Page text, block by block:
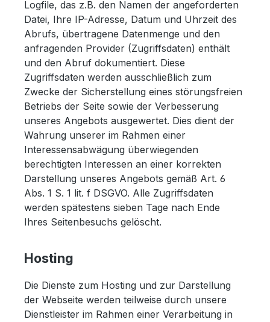
Logfile, das z.B. den Namen der angeforderten
Datei, Ihre IP-Adresse, Datum und Uhrzeit des
Abrufs, übertragene Datenmenge und den
anfragenden Provider (Zugriffsdaten) enthält
und den Abruf dokumentiert. Diese
Zugriffsdaten werden ausschließlich zum
Zwecke der Sicherstellung eines störungsfreien
Betriebs der Seite sowie der Verbesserung
unseres Angebots ausgewertet. Dies dient der
Wahrung unserer im Rahmen einer
Interessensabwägung überwiegenden
berechtigten Interessen an einer korrekten
Darstellung unseres Angebots gemäß Art. 6
Abs. 1 S. 1 lit. f DSGVO. Alle Zugriffsdaten
werden spätestens sieben Tage nach Ende
Ihres Seitenbesuchs gelöscht.
Hosting
Die Dienste zum Hosting und zur Darstellung
der Webseite werden teilweise durch unsere
Dienstleister im Rahmen einer Verarbeitung in